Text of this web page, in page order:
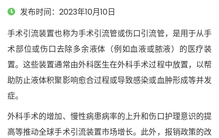
发布时间：2023年10月10日
手术引流装置也称为手术引流管或伤口引流管，是用于从手
术部位或伤口去除多余液体（例如血液或脓液）的医疗装
置。这些装置通常由外科医生在外科手术过程中放置，以帮
助防止液体积聚影响愈合过程或导致感染或血肿形成等并发
症。
外科手术的增加、慢性病患病率的上升和伤口护理意识的提
高等推动全球手术引流装置市场增长。此外，报销政策的改